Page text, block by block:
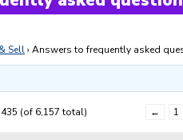
Sell› Answers to frequently asked
(of 6,157 total) ← 1